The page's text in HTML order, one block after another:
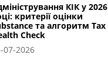
КІК у 2026
критерії оцінки
та алгоритм Tax
Check
07-2026